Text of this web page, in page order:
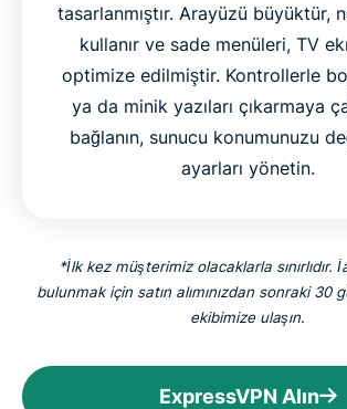
tasarlanmıştır. Arayüzü büyüktür,
kullanır ve sade menüleri, TV
optimize edilmiştir. Kontrollerle
ya da minik yazıları çıkarmaya
bağlanın, sunucu konumunuzu
ayarları yönetin.
*İlk kez müşterimiz olacaklarla sınırlıdır.
bulunmak için satın alımınızdan sonraki 30
ekibimize ulaşın.
ExpressVPN Alın